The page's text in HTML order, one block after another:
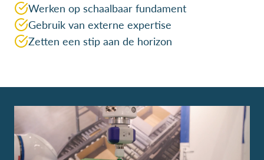
Werken op schaalbaar fundament
Gebruik van externe expertise
Zetten een stip aan de horizon